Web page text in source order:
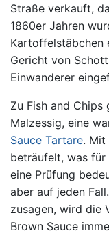
Straße verkauft,
1860er Jahren
Kartoffelstäbchen
Gericht von
Einwanderer
Zu Fish and Chips
Malzessig, eine
Sauce Tartare. Mit
beträufelt, was für
eine Prüfung
aber auf jeden
zusagen, wird die
Brown Sauce